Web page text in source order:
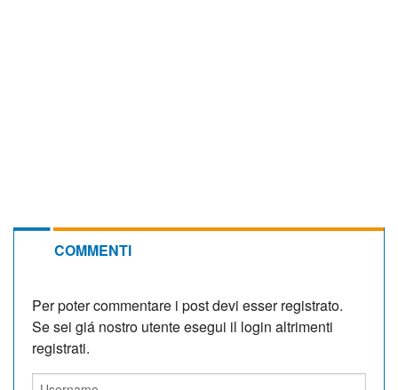
COMMENTI
Per poter commentare i post devi esser registrato.
Se sei giá nostro utente esegui il login altrimenti
registrati.